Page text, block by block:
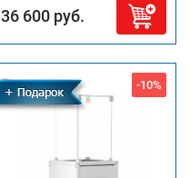
36 600 руб.
Бесплатная
доставка
-10%